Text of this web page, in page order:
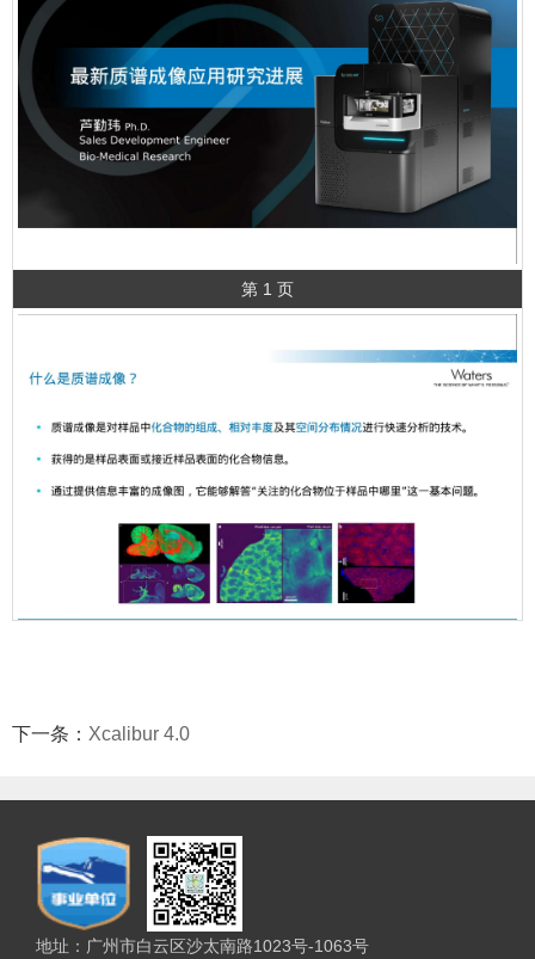
第 1 页
下一条： Xcalibur 4.0
地址：广州市白云区沙太南路1023号-1063号